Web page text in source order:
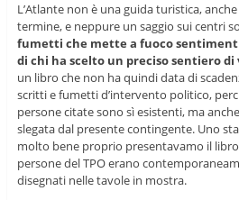
L’Atlante non è una guida turistica,
termine, e neppure un saggio sui centri
fumetti che mette a fuoco
di chi ha scelto un preciso sentiero
un libro che non ha quindi data di
scritti e fumetti d’intervento politico,
persone citate sono sì esistenti, ma
slegata dal presente contingente. Uno
molto bene proprio presentavamo il
persone del TPO erano
disegnati nelle tavole in mostra.